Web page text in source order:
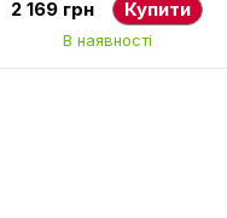
2 169 грн Купити
В наявності